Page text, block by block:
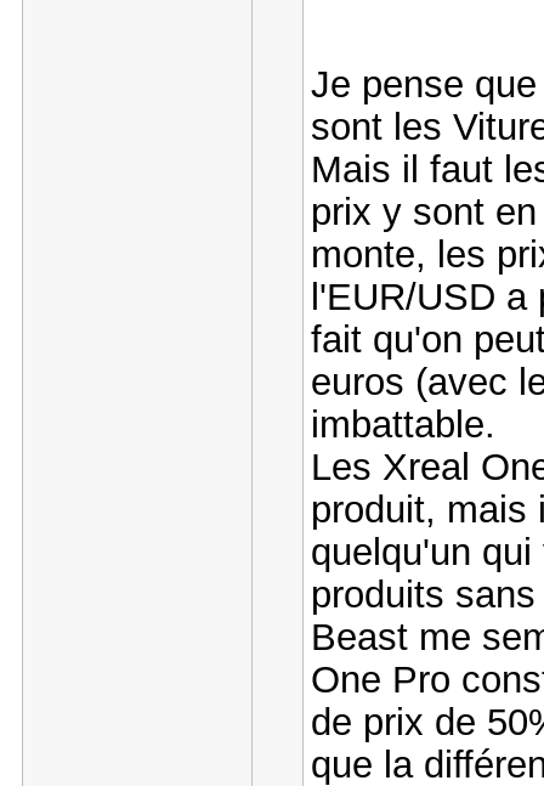
Je pense
sont les
Mais il faut
prix y sont
monte, les
l'EUR/USD
fait qu'on
euros (avec
imbattable.
Les Xreal
produit, mais
quelqu'un
produits
Beast me
One Pro
de prix de
que la